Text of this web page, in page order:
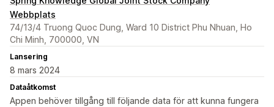
Webbplats
74/13/4 Truong Quoc Dung, Ward 10 District Phu Nhuan, Ho
Chi Minh, 700000, VN
Lansering
8 mars 2024
Dataåtkomst
Appen behöver tillgång till följande data för att kunna fungera